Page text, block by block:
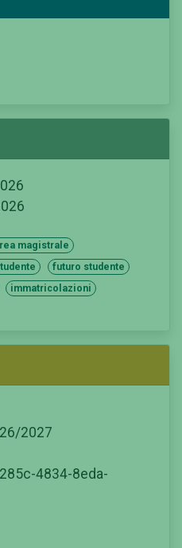
magistrale
futuro studente
immatricolazioni
2027
4834-8eda-